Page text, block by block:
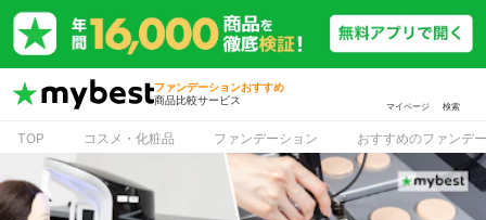
ファンデーションおすすめ
商品比較サービス
マイページ 検索
TOP コスメ・化粧品 ファンデーション おすすめのファンデ